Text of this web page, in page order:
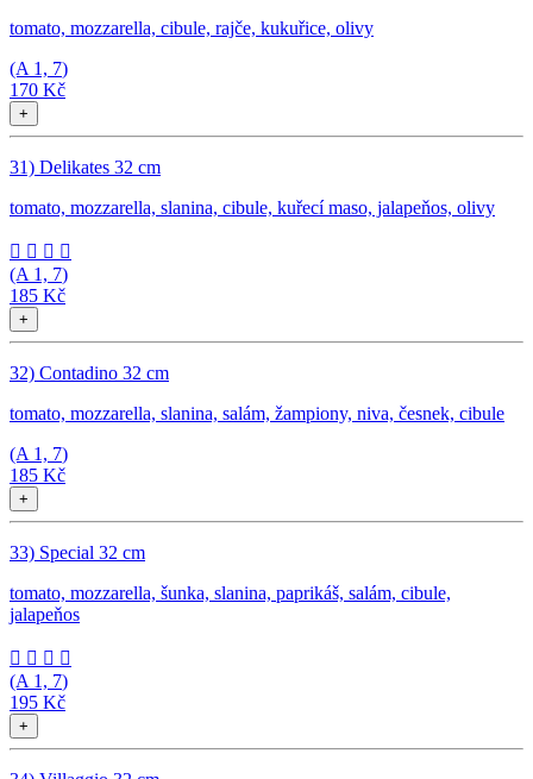
tomato, mozzarella, cibule, rajče, kukuřice, olivy
(A 1, 7)
170 Kč
+
31) Delikates 32 cm
tomato, mozzarella, slanina, cibule, kuřecí maso, jalapeňos, olivy
   
(A 1, 7)
185 Kč
+
32) Contadino 32 cm
tomato, mozzarella, slanina, salám, žampiony, niva, česnek, cibule
(A 1, 7)
185 Kč
+
33) Special 32 cm
tomato, mozzarella, šunka, slanina, paprikáš, salám, cibule,
jalapeňos
   
(A 1, 7)
195 Kč
+